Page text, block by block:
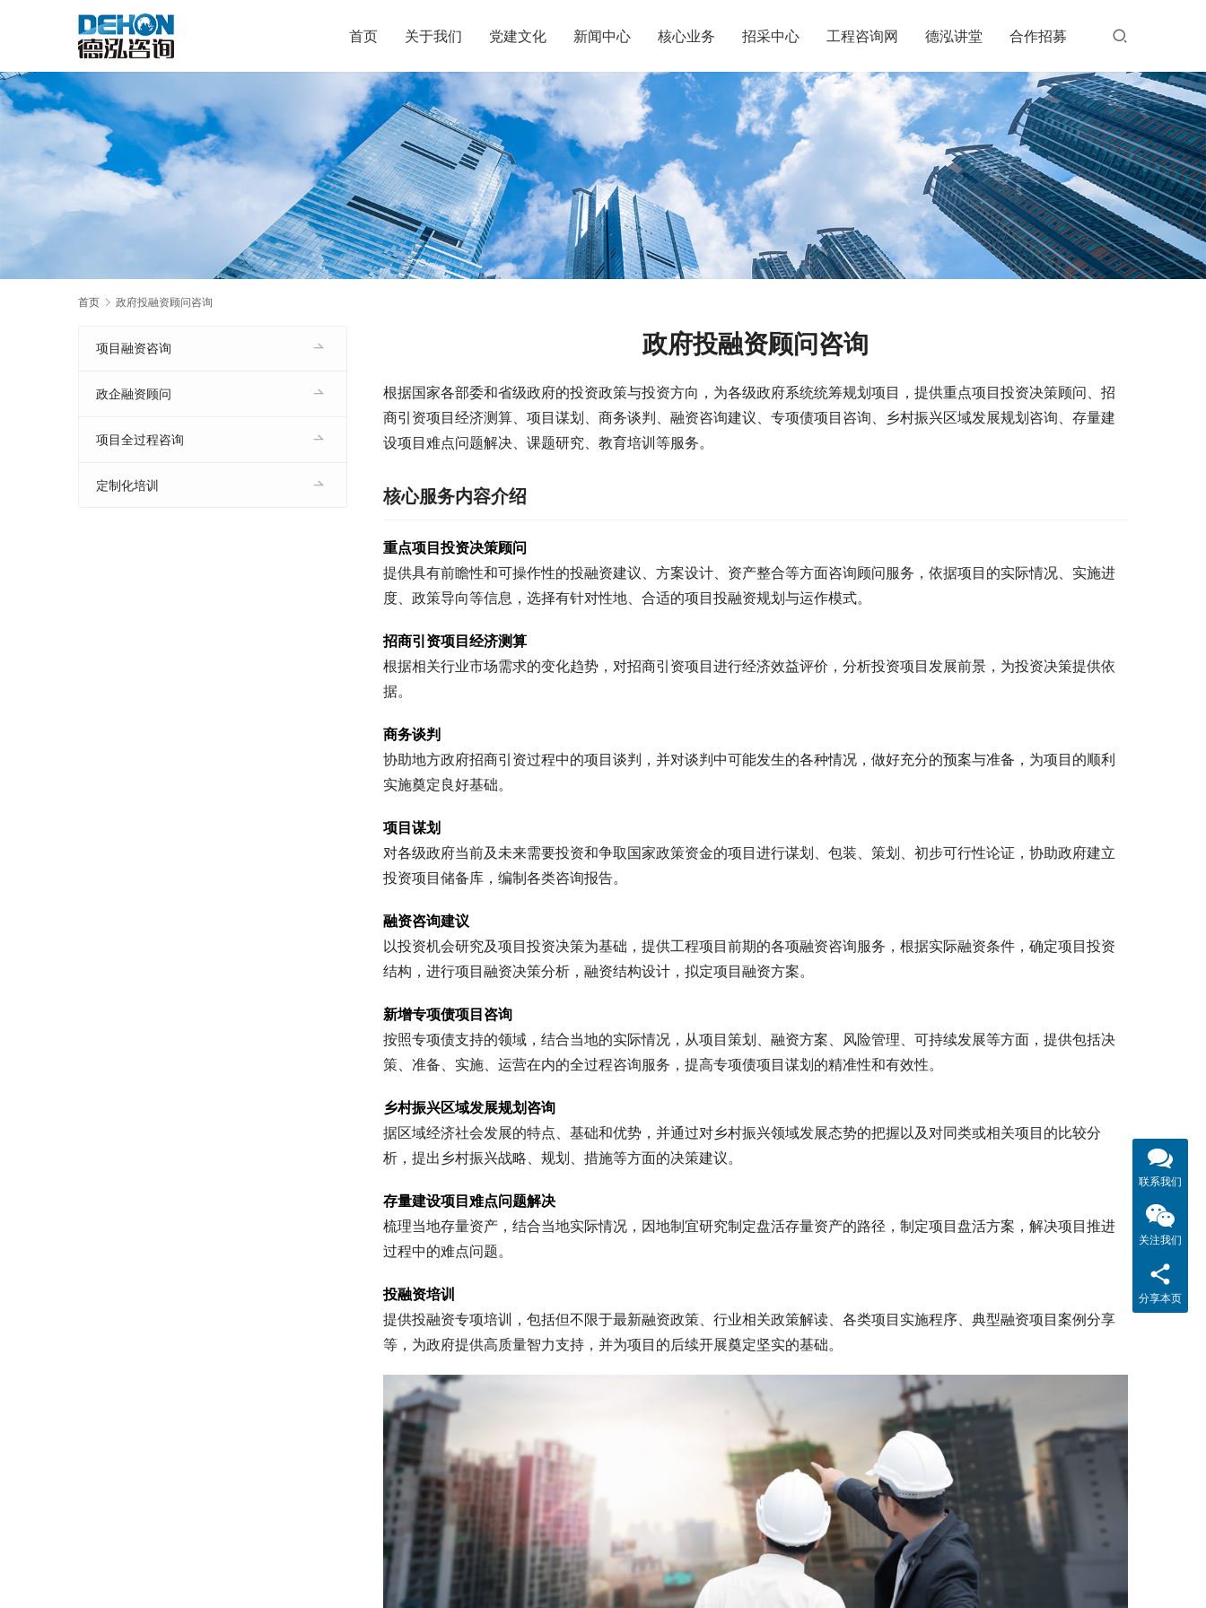
首页 关于我们 党建文化 新闻中心 核心业务 招采中心 工程咨询网 德泓讲堂 合作招募
首页 政府投融资顾问咨询
政府投融资顾问咨询
根据国家各部委和省级政府的投资政策与投资方向，为各级政府系统统筹规划项目，提供重点项目投资决策顾问、招
商引资项目经济测算、项目谋划、商务谈判、融资咨询建议、专项债项目咨询、乡村振兴区域发展规划咨询、存量建
设项目难点问题解决、课题研究、教育培训等服务。
核心服务内容介绍
重点项目投资决策顾问
提供具有前瞻性和可操作性的投融资建议、方案设计、资产整合等方面咨询顾问服务，依据项目的实际情况、实施进
度、政策导向等信息，选择有针对性地、合适的项目投融资规划与运作模式。
招商引资项目经济测算
根据相关行业市场需求的变化趋势，对招商引资项目进行经济效益评价，分析投资项目发展前景，为投资决策提供依
据。
商务谈判
协助地方政府招商引资过程中的项目谈判，并对谈判中可能发生的各种情况，做好充分的预案与准备，为项目的顺利
实施奠定良好基础。
项目谋划
对各级政府当前及未来需要投资和争取国家政策资金的项目进行谋划、包装、策划、初步可行性论证，协助政府建立
投资项目储备库，编制各类咨询报告。
融资咨询建议
以投资机会研究及项目投资决策为基础，提供工程项目前期的各项融资咨询服务，根据实际融资条件，确定项目投资
结构，进行项目融资决策分析，融资结构设计，拟定项目融资方案。
新增专项债项目咨询
按照专项债支持的领域，结合当地的实际情况，从项目策划、融资方案、风险管理、可持续发展等方面，提供包括决
策、准备、实施、运营在内的全过程咨询服务，提高专项债项目谋划的精准性和有效性。
乡村振兴区域发展规划咨询
据区域经济社会发展的特点、基础和优势，并通过对乡村振兴领域发展态势的把握以及对同类或相关项目的比较分
析，提出乡村振兴战略、规划、措施等方面的决策建议。
存量建设项目难点问题解决
梳理当地存量资产，结合当地实际情况，因地制宜研究制定盘活存量资产的路径，制定项目盘活方案，解决项目推进
过程中的难点问题。
投融资培训
提供投融资专项培训，包括但不限于最新融资政策、行业相关政策解读、各类项目实施程序、典型融资项目案例分享
等，为政府提供高质量智力支持，并为项目的后续开展奠定坚实的基础。
项目融资咨询
政企融资顾问
项目全过程咨询
定制化培训
联系我们
关注我们
分享本页